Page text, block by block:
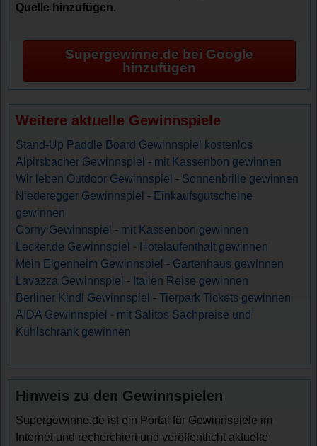
Quelle hinzufügen.
Supergewinne.de bei Google
hinzufügen
Weitere aktuelle Gewinnspiele
Stand-Up Paddle Board Gewinnspiel kostenlos
Alpirsbacher Gewinnspiel - mit Kassenbon gewinnen
Wir leben Outdoor Gewinnspiel - Sonnenbrille gewinnen
Niederegger Gewinnspiel - Einkaufsgutscheine
gewinnen
Corny Gewinnspiel - mit Kassenbon gewinnen
Lecker.de Gewinnspiel - Hotelaufenthalt gewinnen
Mein Eigenheim Gewinnspiel - Gartenhaus gewinnen
Lavazza Gewinnspiel - Italien Reise gewinnen
Berliner Kindl Gewinnspiel - Tierpark Tickets gewinnen
AIDA Gewinnspiel - mit Salitos Sachpreise und
Kühlschrank gewinnen
Hinweis zu den Gewinnspielen
Supergewinne.de ist ein Portal für Gewinnspiele im
Internet und recherchiert und veröffentlicht aktuelle